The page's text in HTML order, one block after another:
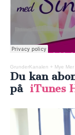
GrunderKanalen + Mye Mer
Du kan
på iTunes